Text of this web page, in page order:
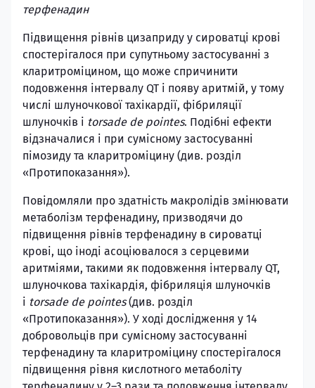
терфенадин
Підвищення рівнів цизаприду у сироватці крові
спостерігалося при супутньому застосуванні з
кларитроміцином, що може спричинити
подовження інтервалу QT і появу аритмій, у тому
числі шлуночкової тахікардії, фібриляції
шлуночків і torsade de pointes. Подібні ефекти
відзначалися і при сумісному застосуванні
пімозиду та кларитроміцину (див. розділ
«Протипоказання»).
Повідомляли про здатність макролідів змінювати
метаболізм терфенадину, призводячи до
підвищення рівнів терфенадину в сироватці
крові, що іноді асоціювалося з серцевими
аритміями, такими як подовження інтервалу QT,
шлуночкова тахікардія, фібриляція шлуночків
і torsade de pointes(див. розділ
«Протипоказання»). У ході дослідження у 14
добровольців при сумісному застосуванні
терфенадину та кларитроміцину спостерігалося
підвищення рівня кислотного метаболіту